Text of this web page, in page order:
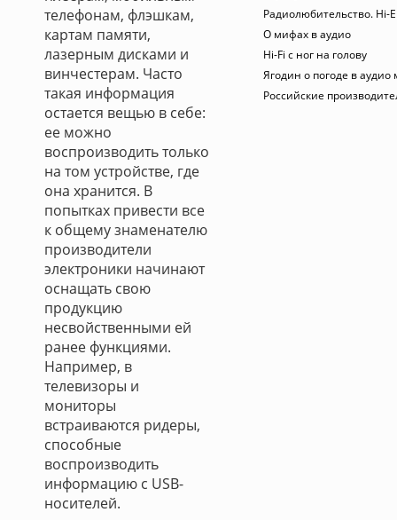
телефонам, флэшкам,
картам памяти,
лазерным дисками и
винчестерам. Часто
такая информация
остается вещью в себе:
ее можно
воспроизводить только
на том устройстве, где
она хранится. В
попытках привести все
к общему знаменателю
производители
электроники начинают
оснащать свою
продукцию
несвойственными ей
ранее функциями.
Например, в
телевизоры и
мониторы
встраиваются ридеры,
способные
воспроизводить
информацию с USB-
носителей.
Радиолюбительство. Hi-
О мифах в аудио
Hi-Fi с ног на голову
Ягодин о погоде в аудио
Российские